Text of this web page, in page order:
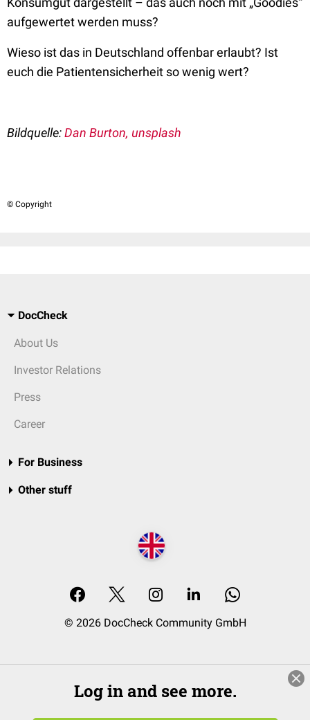
aufgewertet werden muss?
Wieso ist das in Deutschland offenbar erlaubt? Ist
euch die Patientensicherheit so wenig wert?
Bildquelle:Dan Burton, unsplash
© Copyright
DocCheck
About Us
Investor Relations
Press
Career
For Business
Other stuff
© 2026 DocCheck Community GmbH
Log in and see more.